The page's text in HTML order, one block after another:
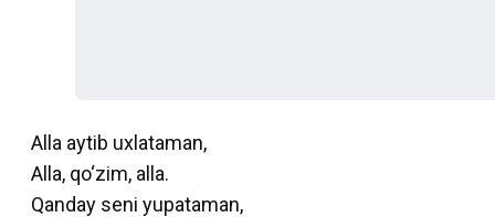
Alla aytib uxlataman,
Alla, qo‘zim, alla.
Qanday seni yupataman,